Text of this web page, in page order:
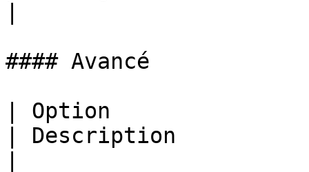
#### Avancé
| Option
| Description